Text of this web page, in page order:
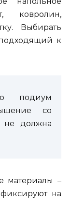
ковролин,
Выбирать
к
подиум
со
не должна
материалы –
на